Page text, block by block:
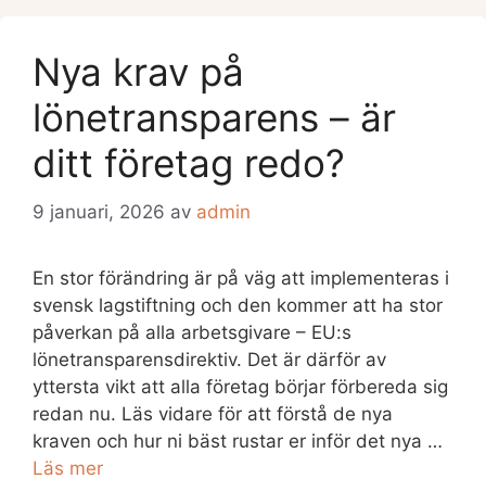
o
k
Nya krav på
lönetransparens – är
ditt företag redo?
9 januari, 2026 av admin
En stor förändring är på väg att implementeras i
svensk lagstiftning och den kommer att ha stor
påverkan på alla arbetsgivare – EU:s
lönetransparensdirektiv. Det är därför av
yttersta vikt att alla företag börjar förbereda sig
redan nu. Läs vidare för att förstå de nya
kraven och hur ni bäst rustar er inför det nya …
Läs mer